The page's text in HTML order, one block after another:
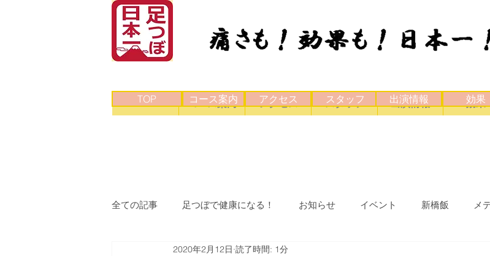
TOP コース案内 アクセス スタッフ 出演情報 効果
TOP コース案内 アクセス スタッフ 出演情報 効果
全ての記事 足つぼで健康になる！ お知らせ イベント 新橋飯 メ
2020年2月12日 読了時間: 1分